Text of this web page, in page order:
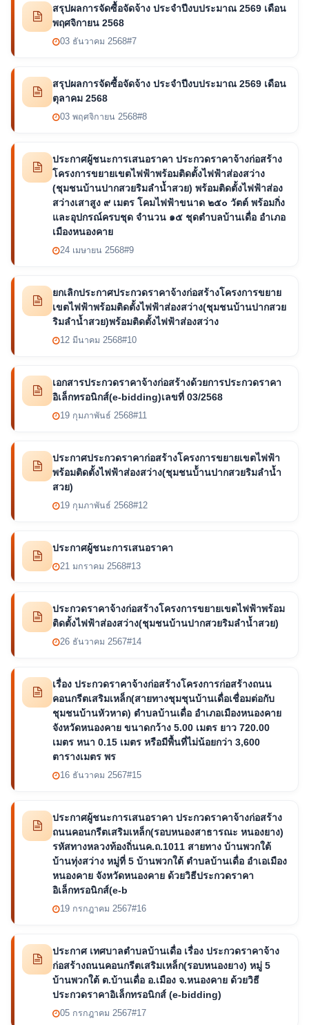
สรุปผลการจัดซื้อจัดจ้าง ประจำปีงบประมาณ 2569 เดือน
พฤศจิกายน 2568
03 ธันวาคม 2568#7
สรุปผลการจัดซื้อจัดจ้าง ประจำปีงบประมาณ 2569 เดือน
ตุลาคม 2568
03 พฤศจิกายน 2568#8
ประกาศผู้ชนะการเสนอราคา ประกวดราคาจ้างก่อสร้าง
โครงการขยายเขตไฟฟ้าพร้อมติดตั้งไฟฟ้าส่องสว่าง
(ชุมชนบ้านปากสวยริมลำน้ำสวย) พร้อมติดตั้งไฟฟ้าส่อง
สว่างเสาสูง ๙ เมตร โคมไฟฟ้าขนาด ๒๕๐ วัตต์ พร้อมกิ่ง
และอุปกรณ์ครบชุด จำนวน ๑๕ ชุดตำบลบ้านเดื่อ อำเภอ
เมืองหนองคาย
24 เมษายน 2568#9
ยกเลิกประกาศประกวดราคาจ้างก่อสร้างโครงการขยาย
เขตไฟฟ้าพร้อมติดตั้งไฟฟ้าส่องสว่าง(ชุมชนบ้านปากสวย
ริมลำน้ำสวย)พร้อมติดตั้งไฟฟ้าส่องสว่าง
12 มีนาคม 2568#10
เอกสารประกวดราคาจ้างก่อสร้างด้วยการประกวดราคา
อิเล็กทรอนิกส์(e-bidding)เลขที่ 03/2568
19 กุมภาพันธ์ 2568#11
ประกาศประกวดราคาก่อสร้างโครงการขยายเขตไฟฟ้า
พร้อมติดตั้งไฟฟ้าส่องสว่าง(ชุมชนบ้้านปากสวยริมลำน้ำ
สวย)
19 กุมภาพันธ์ 2568#12
ประกาศผู้ชนะการเสนอราคา
21 มกราคม 2568#13
ประกวดราคาจ้างก่อสร้างโครงการขยายเขตไฟฟ้าพร้อม
ติดตั้งไฟฟ้าส่องสว่าง(ชุมชนบ้านปากสวยริมลำน้ำสวย)
26 ธันวาคม 2567#14
เรื่อง ประกวดราคาจ้างก่อสร้างโครงการก่อสร้างถนน
คอนกรีตเสริมเหล็ก(สายทางชุมชุนบ้านเดื่อเชื่อมต่อกับ
ชุมชนบ้านหัวหาด) ตำบลบ้านเดื่อ อำเภอเมืองหนองคาย
จังหวัดหนองคาย ขนาดกว้าง 5.00 เมตร ยาว 720.00
เมตร หนา 0.15 เมตร หรือมีพื้นที่ไม่น้อยกว่า 3,600
ตารางเมตร พร
16 ธันวาคม 2567#15
ประกาศผู้ชนะการเสนอราคา ประกวดราคาจ้างก่อสร้าง
ถนนคอนกรีตเสริมเหล็ก(รอบหนองสาธารณะ หนองยาง)
รหัสทางหลวงท้องถิ่นนค.ถ.1011 สายทาง บ้านพวกใต้
บ้านทุ่งสว่าง หมู่ที่ 5 บ้านพวกใต้ ตำบลบ้านเดื่อ อำเอเมือง
หนองคาย จังหวัดหนองคาย ด้วยวิธีประกวดราคา
อิเล็กทรอนิกส์(e-b
19 กรกฎาคม 2567#16
ประกาศ เทศบาลตำบลบ้านเดื่อ เรื่อง ประกวดราคาจ้าง
ก่อสร้างถนนคอนกรีตเสริมเหล็ก(รอบหนองยาง) หมู่ 5
บ้านพวกใต้ ต.บ้านเดื่อ อ.เมือง จ.หนองคาย ด้วยวิธี
ประกวดราคาอิเล็กทรอนิกส์ (e-bidding)
05 กรกฎาคม 2567#17